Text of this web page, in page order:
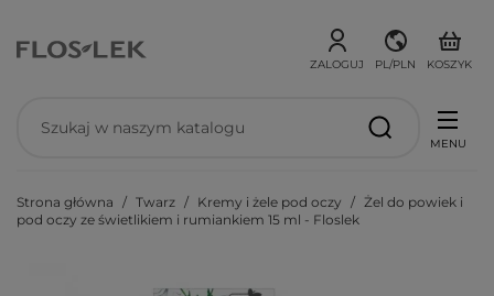
ZALOGUJ PL/PLN KOSZYK
MENU
Strona główna Twarz Kremy i żele pod oczy
Żel do powiek i
pod oczy ze świetlikiem i rumiankiem 15 ml - Floslek